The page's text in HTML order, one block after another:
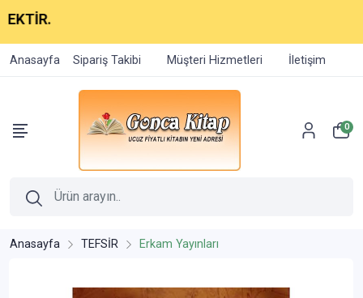
Anasayfa Sipariş Takibi Müşteri Hizmetleri İletişim
0
Anasayfa TEFSİR Erkam Yayınları